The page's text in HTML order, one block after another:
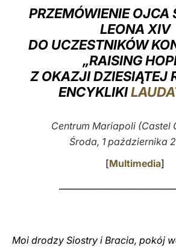
PRZEMÓWIENIE OJCA
LEONA XIV
DO UCZESTNIKÓW
„RAISING
Z OKAZJI DZIESIĄTEJ
ENCYKLIKI
Centrum Mariapoli (Castel
Środa, 1 października
[Multimedia]
Moi drodzy Siostry i Bracia, pokój